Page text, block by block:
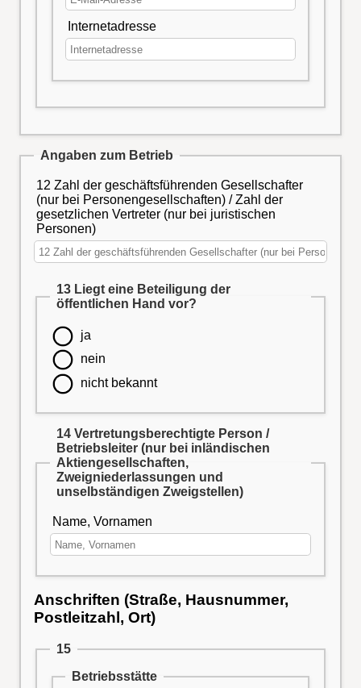
Internetadresse
Angaben zum Betrieb
12 Zahl der geschäftsführenden Gesellschafter
(nur bei Personengesellschaften) / Zahl der
gesetzlichen Vertreter (nur bei juristischen
Personen)
13 Liegt eine Beteiligung der
öffentlichen Hand vor?
ja
nein
nicht bekannt
14 Vertretungsberechtigte Person /
Betriebsleiter (nur bei inländischen
Aktiengesellschaften,
Zweigniederlassungen und
unselbständigen Zweigstellen)
Name, Vornamen
Anschriften (Straße, Hausnummer,
Postleitzahl, Ort)
15
Betriebsstätte